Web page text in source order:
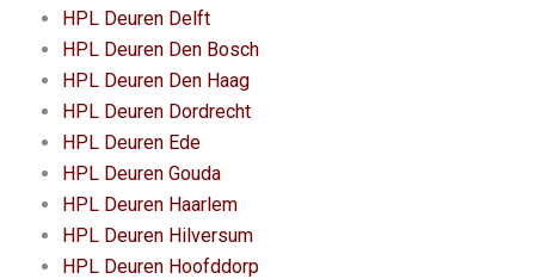
HPL Deuren Delft
HPL Deuren Den Bosch
HPL Deuren Den Haag
HPL Deuren Dordrecht
HPL Deuren Ede
HPL Deuren Gouda
HPL Deuren Haarlem
HPL Deuren Hilversum
HPL Deuren Hoofddorp